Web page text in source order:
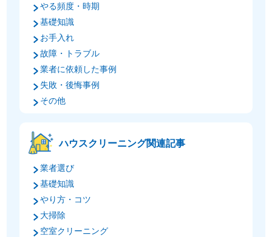
やる頻度・時期
基礎知識
お手入れ
故障・トラブル
業者に依頼した事例
失敗・後悔事例
その他
ハウスクリーニング関連記事
業者選び
基礎知識
やり方・コツ
大掃除
空室クリーニング